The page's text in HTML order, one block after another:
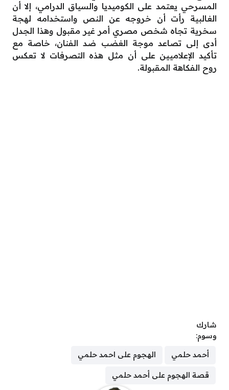
المسرحي يعتمد على الكوميديا والسياق الدرامي، إلا أن
الغالبية رأت أن خروجه عن النص واستخدامه لهجة
سخرية تجاه شخص مصري أمر غير مقبول وهذا الجدل
أدى إلى تصاعد موجة الغضب ضد الفنان، خاصة مع
تأكيد الإعلاميين على أن مثل هذه التصرفات لا تعكس
روح الفكاهة المقبولة.
شارك
وسوم:
أحمد حلمي الهجوم على احمد حلمي
قصة الهجوم على أحمد حلمي